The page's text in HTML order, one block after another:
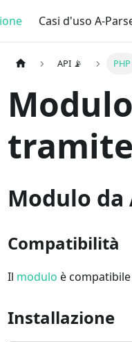
Casi d'uso A-
API 📡 PHP
tramite
Modulo da
Compatibilità
Il modulo è
Installazione